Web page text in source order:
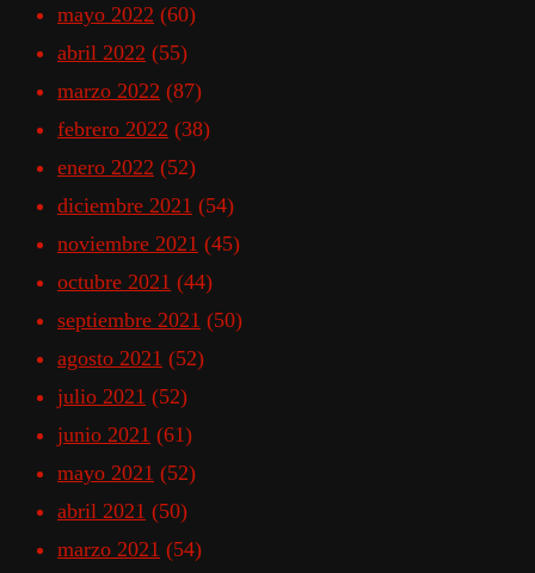
mayo 2022 (60)
abril 2022 (55)
marzo 2022 (87)
febrero 2022 (38)
enero 2022 (52)
diciembre 2021 (54)
noviembre 2021 (45)
octubre 2021 (44)
septiembre 2021 (50)
agosto 2021 (52)
julio 2021 (52)
junio 2021 (61)
mayo 2021 (52)
abril 2021 (50)
marzo 2021 (54)